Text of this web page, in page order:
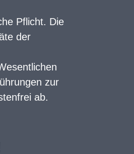
Pflicht. Die
der
zur
ab.